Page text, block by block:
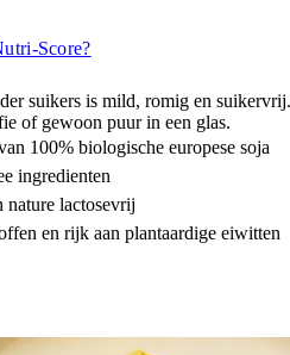
Score?
suikers is mild, romig en
of gewoon puur in een glas.
100% biologische europese soja
ingredienten
lactosevrij
en rijk aan plantaardige eiwitten